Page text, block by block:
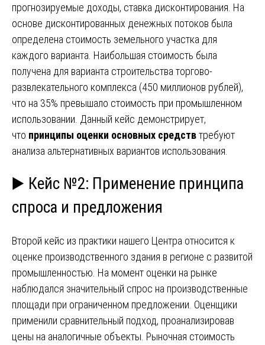
прогнозируемые доходы, ставка дисконтирования. На
основе дисконтированных денежных потоков была
определена стоимость земельного участка для
каждого варианта. Наибольшая стоимость была
получена для варианта строительства торгово-
развлекательного комплекса (450 миллионов рублей),
что на 35% превышало стоимость при промышленном
использовании. Данный кейс демонстрирует,
что принципы оценки основных средствтребуют
анализа альтернативных вариантов использования.
▶️ Кейс №2: Применение принципа
спроса и предложения
Второй кейс из практики нашего Центра относится к
оценке производственного здания в регионе с развитой
промышленностью. На момент оценки на рынке
наблюдался значительный спрос на производственные
площади при ограниченном предложении. Оценщики
применили сравнительный подход, проанализировав
цены на аналогичные объекты. Рыночная стоимость